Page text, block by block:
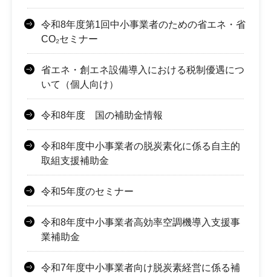
令和8年度第1回中小事業者のための省エネ・省
CO₂セミナー
省エネ・創エネ設備導入における税制優遇につ
いて（個人向け）
令和8年度 国の補助金情報
令和8年度中小事業者の脱炭素化に係る自主的
取組支援補助金
令和5年度のセミナー
令和8年度中小事業者高効率空調機導入支援事
業補助金
令和7年度中小事業者向け脱炭素経営に係る補